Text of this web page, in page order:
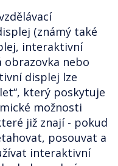
(známý také
interaktivní
nebo
displej lze
který poskytuje
možnosti
již znají - pokud
posouvat a
interaktivní